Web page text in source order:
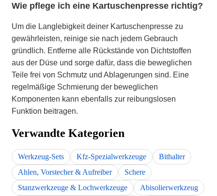
Wie pflege ich eine Kartuschenpresse richtig?
Um die Langlebigkeit deiner Kartuschenpresse zu
gewährleisten, reinige sie nach jedem Gebrauch
gründlich. Entferne alle Rückstände von Dichtstoffen
aus der Düse und sorge dafür, dass die beweglichen
Teile frei von Schmutz und Ablagerungen sind. Eine
regelmäßige Schmierung der beweglichen
Komponenten kann ebenfalls zur reibungslosen
Funktion beitragen.
Verwandte Kategorien
Werkzeug-Sets Kfz-Spezialwerkzeuge
Bithalter
Ahlen, Vorstecher & Aufreiber
Schere
Stanzwerkzeuge & Lochwerkzeuge
Abisolierwerkzeug